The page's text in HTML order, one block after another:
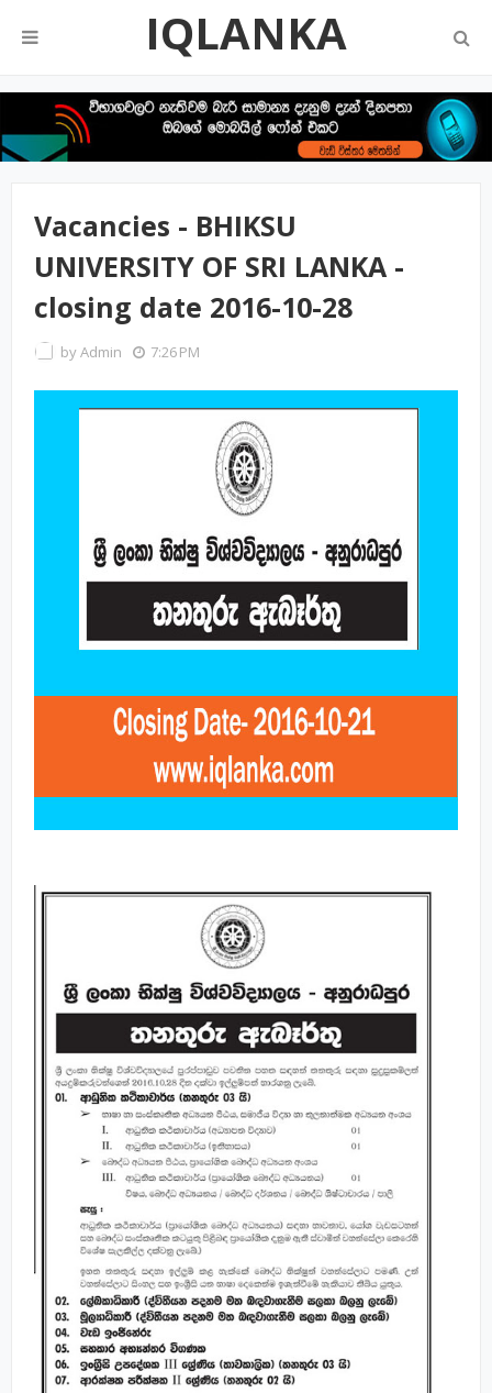
IQLANKA
Vacancies - BHIKSU
UNIVERSITY OF SRI LANKA -
closing date 2016-10-28
byAdmin 7:26 PM